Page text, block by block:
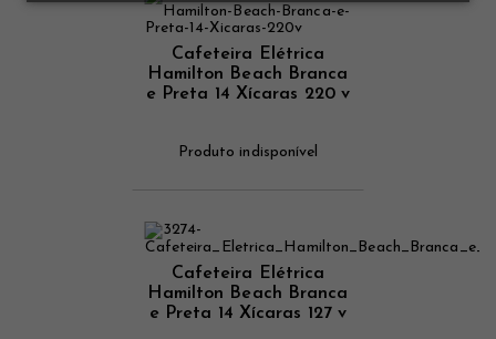
Cafeteira Elétrica
Hamilton Beach Branca
e Preta 14 Xícaras 220 v
Produto indisponível
Cafeteira Elétrica
Hamilton Beach Branca
e Preta 14 Xícaras 127 v